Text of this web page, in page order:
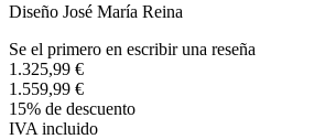
Diseño José María Reina
Se el primero en escribir una reseña
1.325,99 €
1.559,99 €
15% de descuento
IVA incluido